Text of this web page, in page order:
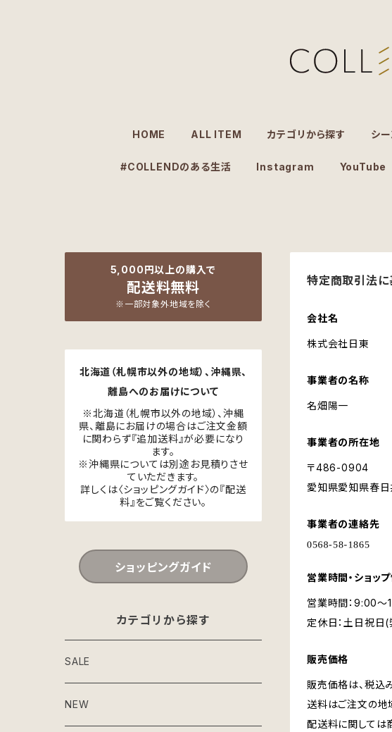
HOME ALL ITEM カテゴリから探す シ
#COLLENDのある生活 Instagram YouTube
特定商取引法に
会社名
株式会社日東
事業者の名称
名畑陽一
事業者の所在地
〒486-0904
愛知県愛知県春日
事業者の連絡先
営業時間・ショッ
営業時間：9:00～
定休日：土日祝日
販売価格
販売価格は、税込
送料はご注文の地
配送料に関しては
5,000円以上の購入で
配送料無料
※一部対象外地域を除く
北海道（札幌市以外の地域）、沖縄県、
離島へのお届けについて
※北海道（札幌市以外の地域）、沖縄
県、離島にお届けの場合はご注文金額
に関わらず『追加送料』が必要になり
ます。
※沖縄県については別途お見積りさせ
ていただきます。
詳しくは〈ショッピングガイド〉の『配送
料』をご覧ください。
ショッピングガイド
カテゴリから探す
SALE
NEW